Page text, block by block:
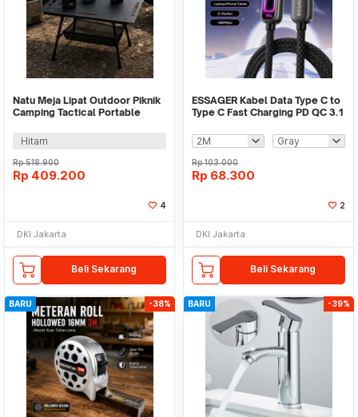
Natu Meja Lipat Outdoor Piknik
Camping Tactical Portable
Hitam
Rp518.900
Rp 409.200
4
DKI Jakarta
Beli Sekarang
ESSAGER Kabel Data Type C to
Type C Fast Charging PD QC 3.1
Rp103.000
Rp 68.300
2
DKI Jakarta
Beli Sekarang
BARU -38% BARU -39%